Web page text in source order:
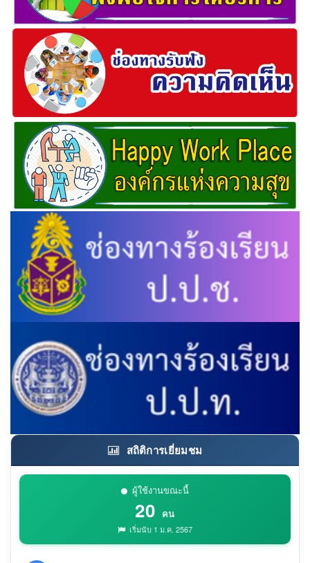
สถิติการเยี่ยมชม
ผู้ใช้งานขณะนี้
20 คน
เริ่มนับ 1 ม.ค. 2567